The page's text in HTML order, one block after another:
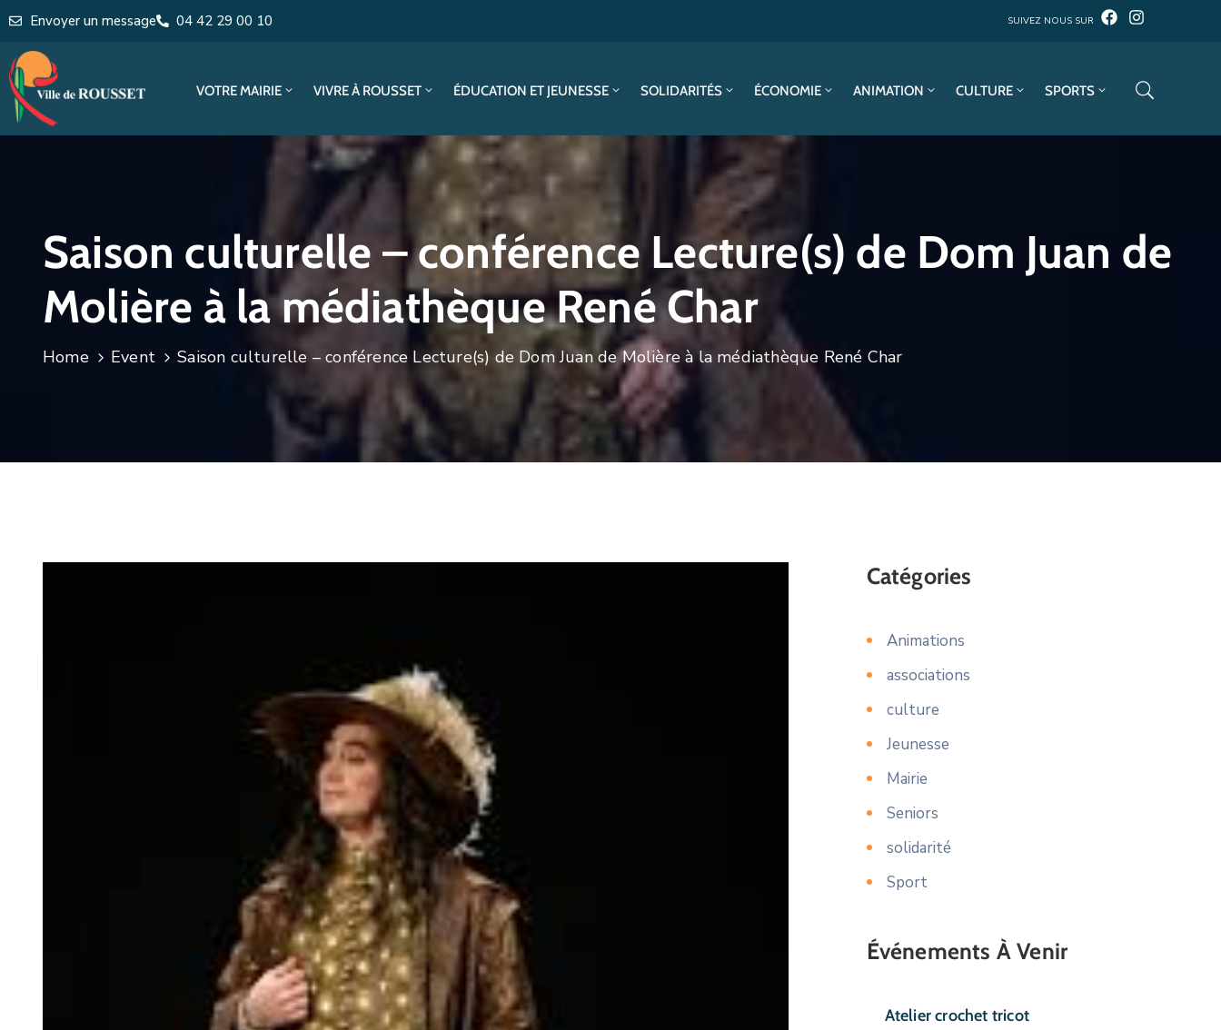
Envoyer un message 04 42 29 00 10 SUIVEZ NOUS SUR
VOTRE MAIRIE VIVRE À ROUSSET ÉDUCATION ET JEUNESSE SOLIDARITÉS ÉCONOMIE ANIMATION CULTURE SPORTS
Saison culturelle – conférence Lecture(s) de Dom Juan de
Molière à la médiathèque René Char
Home Event Saison culturelle – conférence Lecture(s) de Dom Juan de Molière à la médiathèque René Char
Catégories
Animations
associations
culture
Jeunesse
Mairie
Seniors
solidarité
Sport
Événements À Venir
Atelier crochet tricot